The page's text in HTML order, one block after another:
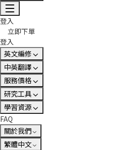
登入
立即下單
登入
英文編修
中英翻譯
服務價格
研究工具
學習資源
FAQ
關於我們
繁體中文